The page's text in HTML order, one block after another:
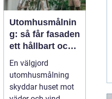
Utomhusmålnin
g: så får fasaden
ett hållbart och
vackert resultat
En välgjord
utomhusmålning
skyddar huset mot